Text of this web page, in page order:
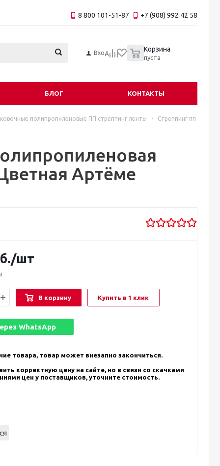
8 800 101-51-87 +7 (908) 992 42 58
Вход Корзина
пуста
БЛОГ КОНТАКТЫ
полипропиленовые ПП стреппинг ленты - Стреппинг пп
Артёме
/шт
В корзину Купить в 1 клик
WhatsApp
товара, товар может внезапно закончиться.
корректную цену на сайте, но в связи со скачками
цен у поставщиков, уточните стоимость.